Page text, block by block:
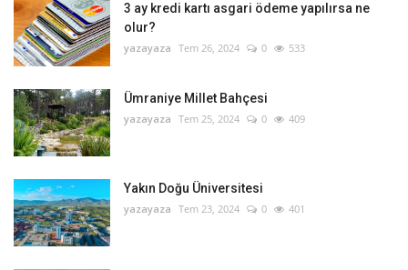
3 ay kredi kartı asgari ödeme yapılırsa ne
olur?
yazayaza Tem 26, 2024 0 533
Ümraniye Millet Bahçesi
yazayaza Tem 25, 2024 0 409
Yakın Doğu Üniversitesi
yazayaza Tem 23, 2024 0 401